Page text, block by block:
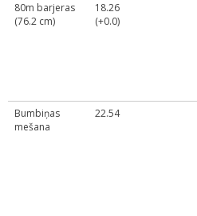
80m barjeras
(76.2 cm)
18.26
(+0.0)
Bumbiņas
mešana
22.54